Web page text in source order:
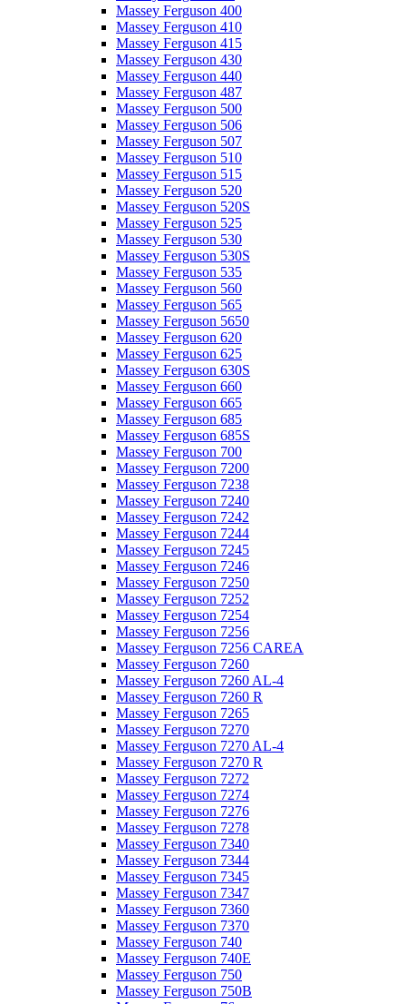
Massey Ferguson 400
Massey Ferguson 410
Massey Ferguson 415
Massey Ferguson 430
Massey Ferguson 440
Massey Ferguson 487
Massey Ferguson 500
Massey Ferguson 506
Massey Ferguson 507
Massey Ferguson 510
Massey Ferguson 515
Massey Ferguson 520
Massey Ferguson 520S
Massey Ferguson 525
Massey Ferguson 530
Massey Ferguson 530S
Massey Ferguson 535
Massey Ferguson 560
Massey Ferguson 565
Massey Ferguson 5650
Massey Ferguson 620
Massey Ferguson 625
Massey Ferguson 630S
Massey Ferguson 660
Massey Ferguson 665
Massey Ferguson 685
Massey Ferguson 685S
Massey Ferguson 700
Massey Ferguson 7200
Massey Ferguson 7238
Massey Ferguson 7240
Massey Ferguson 7242
Massey Ferguson 7244
Massey Ferguson 7245
Massey Ferguson 7246
Massey Ferguson 7250
Massey Ferguson 7252
Massey Ferguson 7254
Massey Ferguson 7256
Massey Ferguson 7256 CAREA
Massey Ferguson 7260
Massey Ferguson 7260 AL-4
Massey Ferguson 7260 R
Massey Ferguson 7265
Massey Ferguson 7270
Massey Ferguson 7270 AL-4
Massey Ferguson 7270 R
Massey Ferguson 7272
Massey Ferguson 7274
Massey Ferguson 7276
Massey Ferguson 7278
Massey Ferguson 7340
Massey Ferguson 7344
Massey Ferguson 7345
Massey Ferguson 7347
Massey Ferguson 7360
Massey Ferguson 7370
Massey Ferguson 740
Massey Ferguson 740E
Massey Ferguson 750
Massey Ferguson 750B